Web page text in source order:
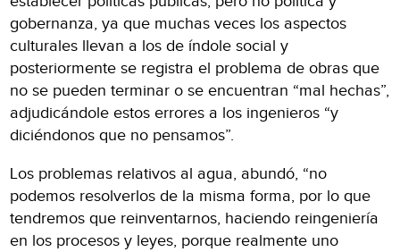
gobernanza, ya que muchas veces los aspectos
culturales llevan a los de índole social y
posteriormente se registra el problema de obras que
no se pueden terminar o se encuentran “mal hechas”,
adjudicándole estos errores a los ingenieros “y
diciéndonos que no pensamos”.
Los problemas relativos al agua, abundó, “no
podemos resolverlos de la misma forma, por lo que
tendremos que reinventarnos, haciendo reingeniería
en los procesos y leyes, porque realmente uno